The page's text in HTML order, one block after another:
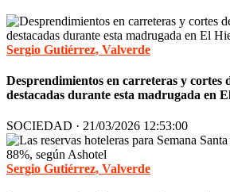
Sergio Gutiérrez, Valverde
Desprendimientos en carreteras y cortes
destacadas durante esta madrugada en
SOCIEDAD · 21/03/2026 12:53:00
Sergio Gutiérrez, Valverde